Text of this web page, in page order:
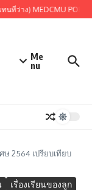
ที่ว่าง) MEDCMU
Me
nu
ษ 2564 เปรียบเทียบ
เรื่องเรียนของลูก